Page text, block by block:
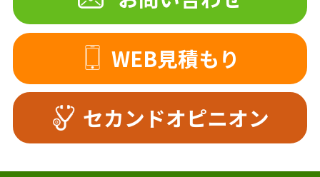
WEB見積もり
セカンドオピニオン